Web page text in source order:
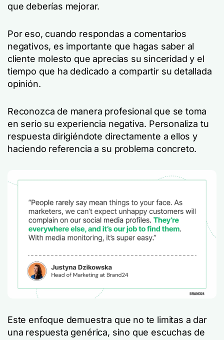
que deberías mejorar.
Por eso, cuando respondas a comentarios
negativos, es importante que hagas saber al
cliente molesto que aprecias su sinceridad y el
tiempo que ha dedicado a compartir su detallada
opinión.
Reconozca de manera profesional que se toma
en serio su experiencia negativa. Personaliza tu
respuesta dirigiéndote directamente a ellos y
haciendo referencia a su problema concreto.
Este enfoque demuestra que no te limitas a dar
una respuesta genérica, sino que escuchas de